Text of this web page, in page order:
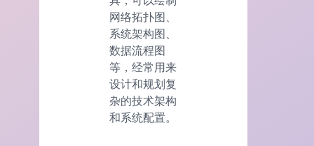
网络拓扑图、
系统架构图、
数据流程图
等，经常用来
设计和规划复
杂的技术架构
和系统配置。